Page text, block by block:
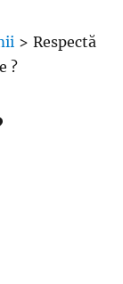
> Respectă
?